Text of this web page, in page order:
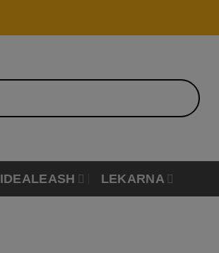
IDEALEASH LEKARNA